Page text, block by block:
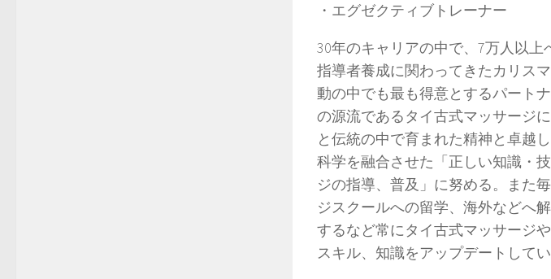
・エグゼクティブトレーナー
30年のキャリアの中で、7万人以上
指導者養成に関わってきたカリス
動の中でも最も得意とするパート
の源流であるタイ古式マッサージ
と伝統の中で育まれた精神と卓越
科学を融合させた「正しい知識・
ジの指導、普及」に努める。また
ジスクールへの留学、海外などへ
するなど常にタイ古式マッサージ
スキル、知識をアップデートしてい